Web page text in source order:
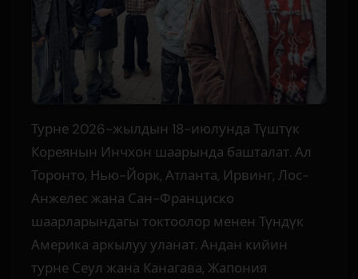
Турне 2026-жылдын 18-июлунда Түштүк
Кореянын Инчхон шаарында башталат. Ал
Торонто, Нью-Йорк, Атланта, Ирвинг, Лос-
Анжелес жана Сан-Франциско
шаарларындагы токтоолор менен Түндүк
Америка аркылуу уланат. Андан кийин
турне Сеул жана Канагава, Жапония